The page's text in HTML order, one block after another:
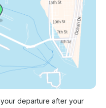
departure after your